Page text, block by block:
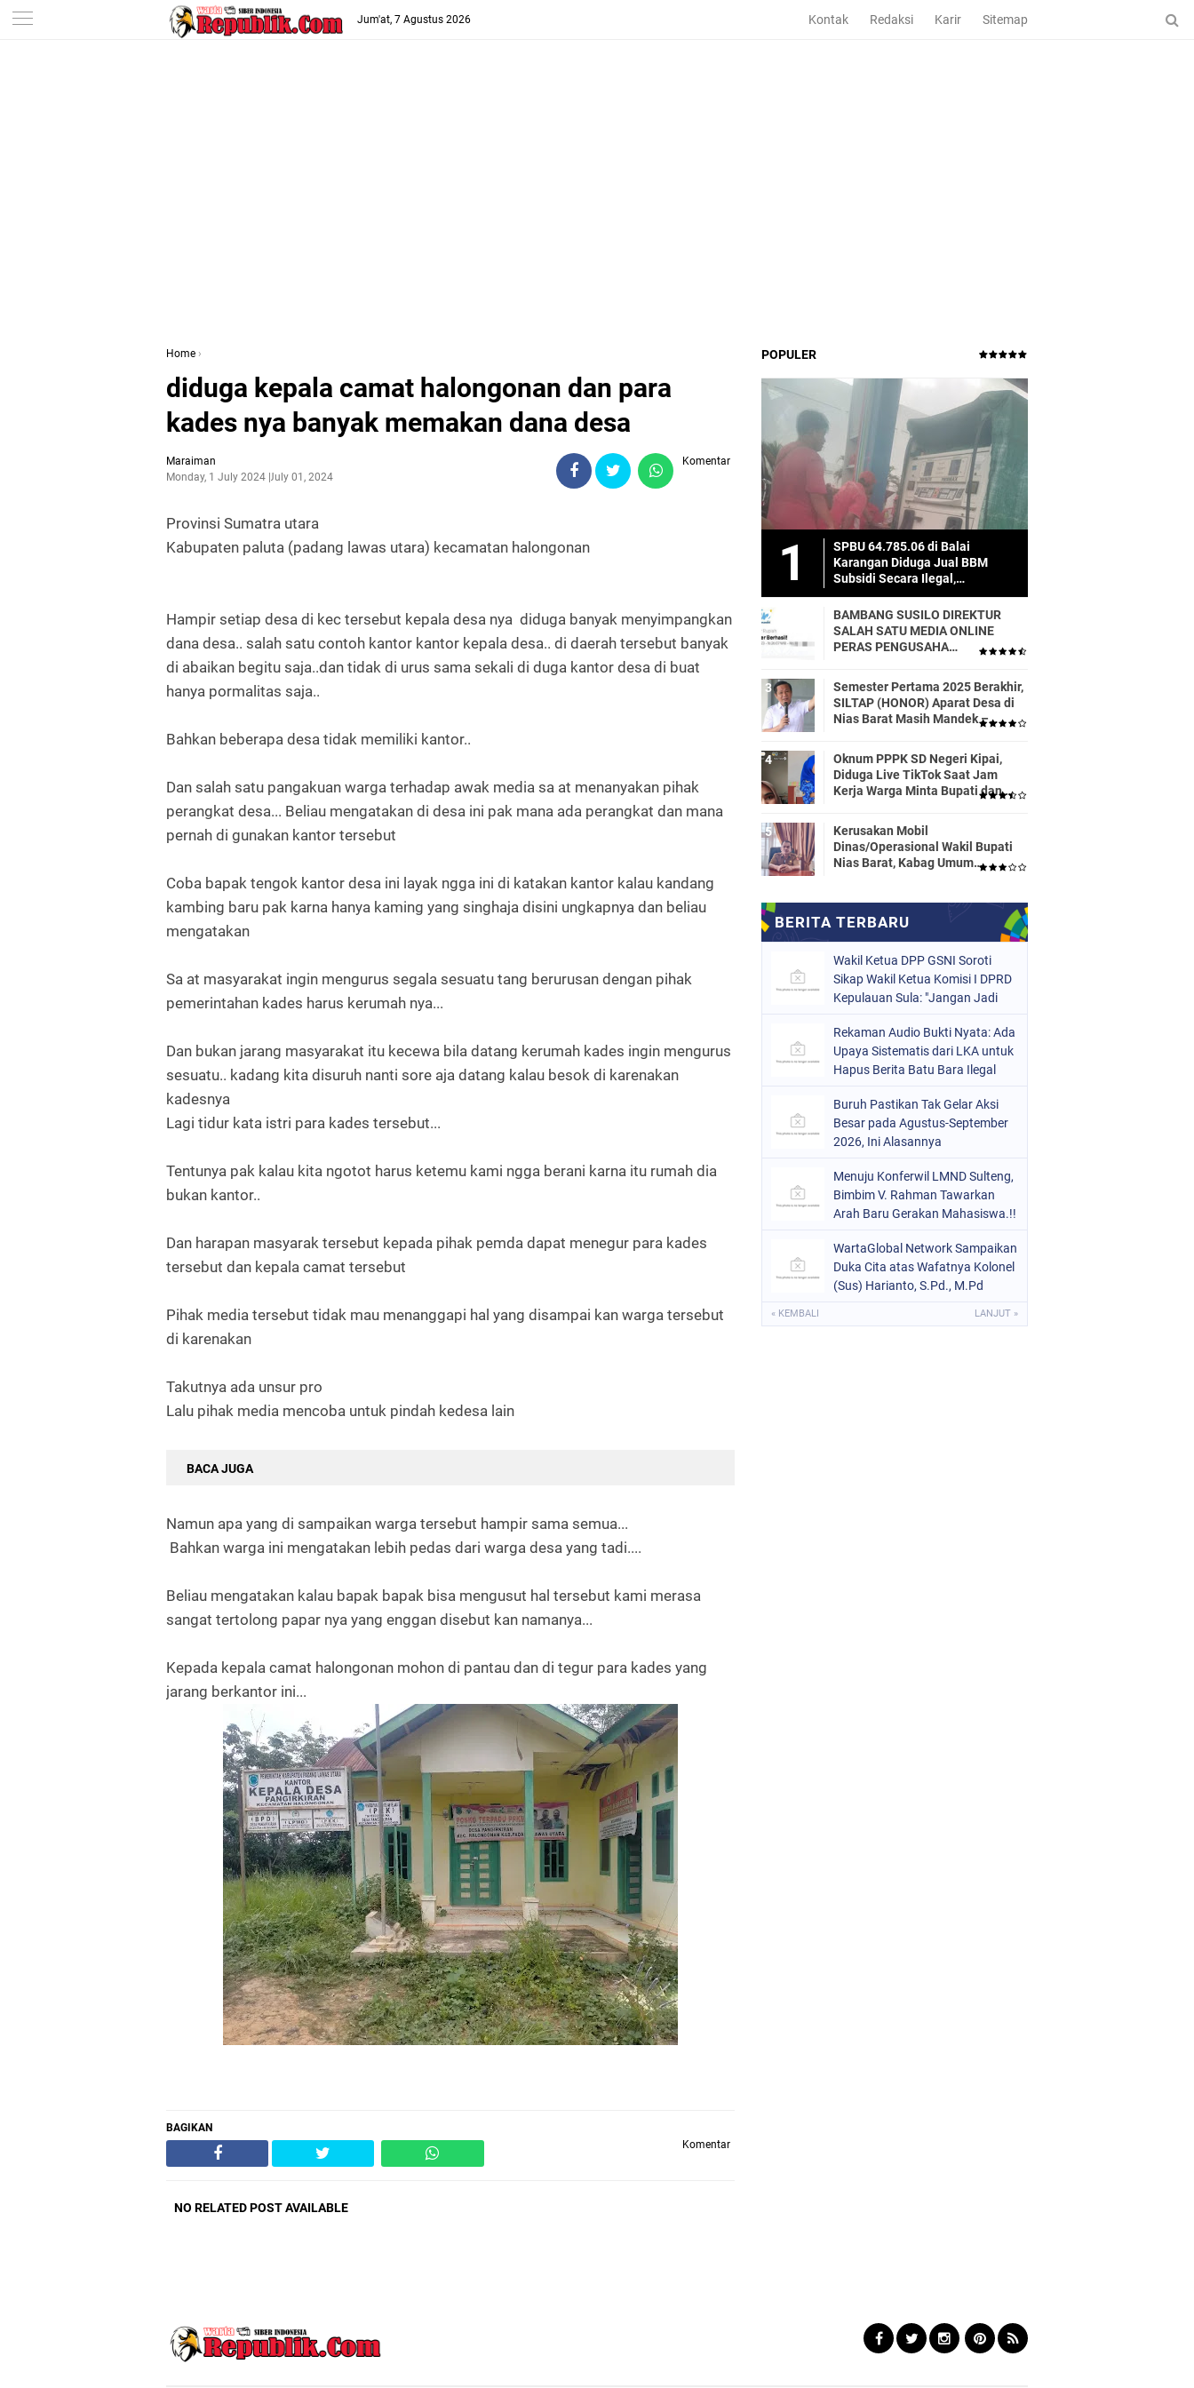
-->
Jum'at, 7 Agustus 2026 Kontak Redaksi Karir Sitemap
Home ›
diduga kepala camat halongonan dan para
kades nya banyak memakan dana desa
Maraiman
Monday, 1 July 2024 July 01, 2024
Komentar
Provinsi Sumatra utara
Kabupaten paluta (padang lawas utara) kecamatan halongonan
Hampir setiap desa di kec tersebut kepala desa nya diduga banyak menyimpangkan
dana desa.. salah satu contoh kantor kantor kepala desa.. di daerah tersebut banyak
di abaikan begitu saja..dan tidak di urus sama sekali di duga kantor desa di buat
hanya pormalitas saja..
Bahkan beberapa desa tidak memiliki kantor..
Dan salah satu pangakuan warga terhadap awak media sa at menanyakan pihak
perangkat desa... Beliau mengatakan di desa ini pak mana ada perangkat dan mana
pernah di gunakan kantor tersebut
Coba bapak tengok kantor desa ini layak ngga ini di katakan kantor kalau kandang
kambing baru pak karna hanya kaming yang singhaja disini ungkapnya dan beliau
mengatakan
Sa at masyarakat ingin mengurus segala sesuatu tang berurusan dengan pihak
pemerintahan kades harus kerumah nya...
Dan bukan jarang masyarakat itu kecewa bila datang kerumah kades ingin mengurus
sesuatu.. kadang kita disuruh nanti sore aja datang kalau besok di karenakan
kadesnya
Lagi tidur kata istri para kades tersebut...
Tentunya pak kalau kita ngotot harus ketemu kami ngga berani karna itu rumah dia
bukan kantor..
Dan harapan masyarak tersebut kepada pihak pemda dapat menegur para kades
tersebut dan kepala camat tersebut
Pihak media tersebut tidak mau menanggapi hal yang disampai kan warga tersebut
di karenakan
Takutnya ada unsur pro
Lalu pihak media mencoba untuk pindah kedesa lain
BACA JUGA
Namun apa yang di sampaikan warga tersebut hampir sama semua...
Bahkan warga ini mengatakan lebih pedas dari warga desa yang tadi....
Beliau mengatakan kalau bapak bapak bisa mengusut hal tersebut kami merasa
sangat tertolong papar nya yang enggan disebut kan namanya...
Kepada kepala camat halongonan mohon di pantau dan di tegur para kades yang
jarang berkantor ini...
BAGIKAN
Komentar
NO RELATED POST AVAILABLE
POPULER
SPBU 64.785.06 di Balai
Karangan Diduga Jual BBM
Subsidi Secara Ilegal,
Masyarakat Dirugikan!
BAMBANG SUSILO DIREKTUR
SALAH SATU MEDIA ONLINE
PERAS PENGUSAHA
Semester Pertama 2025 Berakhir,
SILTAP (HONOR) Aparat Desa di
Nias Barat Masih Mandek –
Persen
Oknum PPPK SD Negeri Kipai,
Diduga Live TikTok Saat Jam
Kerja Warga Minta Bupati dan
Segera Proses Sesuai Hukum
Kerusakan Mobil
Dinas/Operasional Wakil Bupati
Nias Barat, Kabag Umum
Wakil Ketua DPP GSNI Soroti
Sikap Wakil Ketua Komisi I DPRD
Kepulauan Sula: "Jangan Jadi
Rekaman Audio Bukti Nyata: Ada
Upaya Sistematis dari LKA untuk
Hapus Berita Batu Bara Ilegal
Buruh Pastikan Tak Gelar Aksi
Besar pada Agustus-September
2026, Ini Alasannya
Menuju Konferwil LMND Sulteng,
Bimbim V. Rahman Tawarkan
Arah Baru Gerakan Mahasiswa.!!
WartaGlobal Network Sampaikan
Duka Cita atas Wafatnya Kolonel
(Sus) Harianto, S.Pd., M.Pd
« KEMBALI LANJUT »